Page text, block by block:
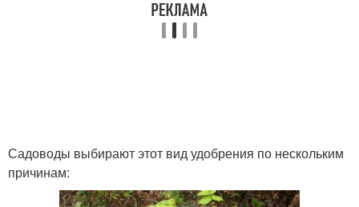
Садоводы выбирают этот вид удобрения по нескольким
причинам: